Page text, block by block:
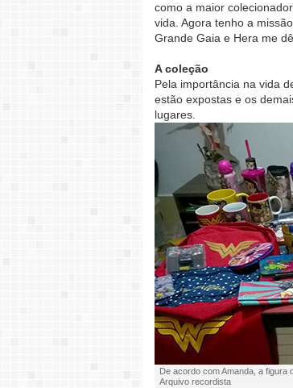
como a maior
vida. Agora tenho a
Grande Gaia e Hera me dê
A coleção
Pela importância na vida
estão expostas e os
lugares.
De acordo com Amanda, a figura
Arquivo recordista